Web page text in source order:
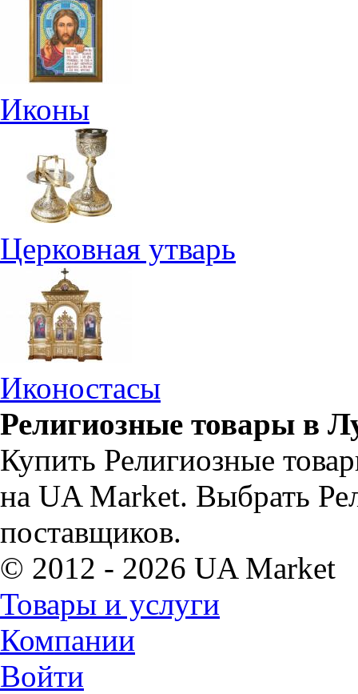
Иконы
Церковная утварь
Иконостасы
Религиозные товары в
Купить Религиозные
на UA Market. Выбрать
поставщиков.
© 2012 - 2026 UA Market
Товары и услуги
Компании
Войти